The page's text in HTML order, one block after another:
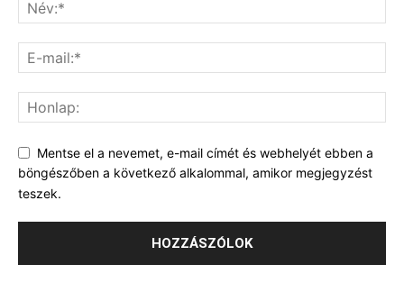
Mentse el a nevemet, e-mail címét és webhelyét ebben a
böngészőben a következő alkalommal, amikor megjegyzést
teszek.